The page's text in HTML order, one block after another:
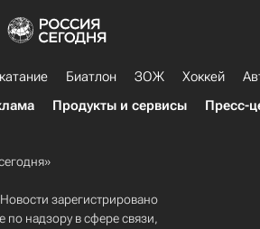
Биатлон ЗОЖ Хоккей
Продукты и сервисы Пресс-
зарегистрировано
по надзору в сфере связи,